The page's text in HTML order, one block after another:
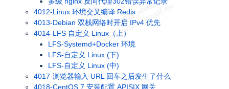
4012-Linux 环境交叉编译 Redis
4013-Debian 双栈网络时开启 IPv4 优先
4014-LFS 自定义 Linux（上）
LFS-Systemd+Docker 环境
LFS-自定义 Linux (下)
LFS-自定义 Linux (中)
4017-浏览器输入 URL 回车之后发生了什么
4018-CentOS 7 安装配置 APISIX 网关